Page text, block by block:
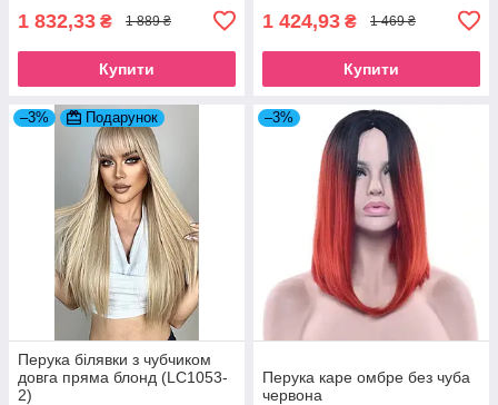
1 832,33 ₴ 1 889 ₴
Купити
1 424,93 ₴ 1 469 ₴
Купити
–3% Подарунок
Перука білявки з чубчиком
довга пряма блонд (LC1053-
2)
–3%
Перука каре омбре без чуба
червона